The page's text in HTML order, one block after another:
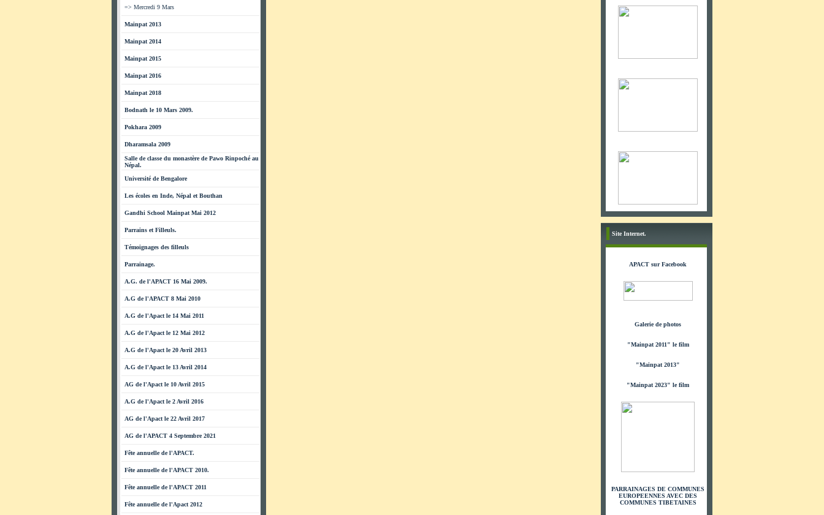
=> Mercredi 9 Mars
Mainpat 2013
Mainpat 2014
Mainpat 2015
Mainpat 2016
Mainpat 2018
Bodnath le 10 Mars 2009.
Pokhara 2009
Dharamsala 2009
Salle de classe du monastère de Pawo Rinpoché au
Népal.
Université de Bengalore
Les écoles en Inde, Népal et Bouthan
Gandhi School Mainpat Mai 2012
Parrains et Filleuls.
Témoignages des filleuls
Parrainage.
A.G. de l'APACT 16 Mai 2009.
A.G de l'APACT 8 Mai 2010
A.G de l'Apact le 14 Mai 2011
A.G de l'Apact le 12 Mai 2012
A.G de l'Apact le 20 Avril 2013
A.G de l'Apact le 13 Avril 2014
AG de l'Apact le 10 Avril 2015
A.G de l'Apact le 2 Avril 2016
AG de l'Apact le 22 Avril 2017
AG de l'APACT 4 Septembre 2021
Fête annuelle de l'APACT.
Fête annuelle de l'APACT 2010.
Fête annuelle de l'APACT 2011
Fête annuelle de l'Apact 2012
Site Internet.
APACT sur Facebook
Galerie de photos
"Mainpat 2011" le film
"Mainpat 2013"
"Mainpat 2023" le film
PARRAINAGES DE COMMUNES
EUROPEENNES AVEC DES
COMMUNES TIBETAINES